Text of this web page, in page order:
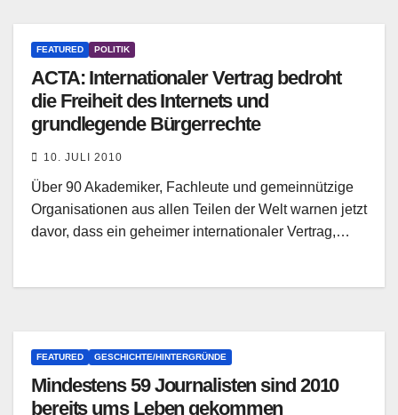
FEATURED POLITIK
ACTA: Internationaler Vertrag bedroht
die Freiheit des Internets und
grundlegende Bürgerrechte
10. JULI 2010
Über 90 Akademiker, Fachleute und gemeinnützige
Organisationen aus allen Teilen der Welt warnen jetzt
davor, dass ein geheimer internationaler Vertrag,…
FEATURED GESCHICHTE/HINTERGRÜNDE
Mindestens 59 Journalisten sind 2010
bereits ums Leben gekommen